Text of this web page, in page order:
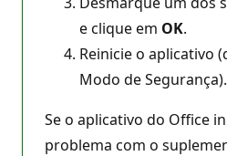
e clique em OK.
Reinicie o aplicativo
Modo de Segurança).
Se o aplicativo do Office
problema com o